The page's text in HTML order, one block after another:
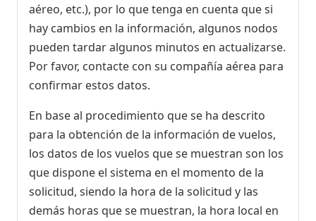
aéreo, etc.), por lo que tenga en cuenta que si
hay cambios en la información, algunos nodos
pueden tardar algunos minutos en actualizarse.
Por favor, contacte con su compañía aérea para
confirmar estos datos.
En base al procedimiento que se ha descrito
para la obtención de la información de vuelos,
los datos de los vuelos que se muestran son los
que dispone el sistema en el momento de la
solicitud, siendo la hora de la solicitud y las
demás horas que se muestran, la hora local en